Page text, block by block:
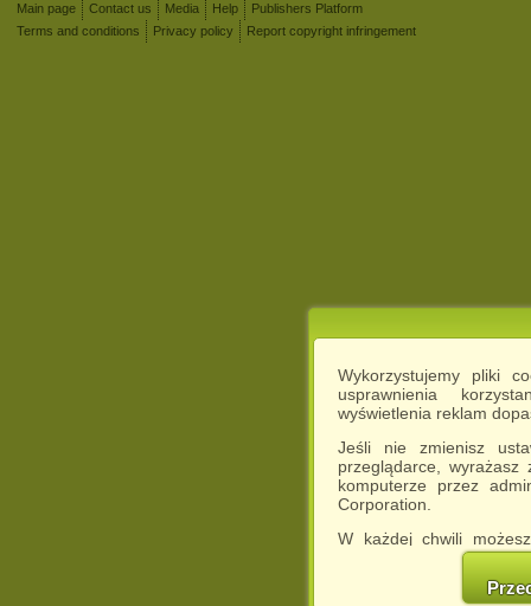
Wykorzystujemy pliki
usprawnienia
wyświetlenia reklam
Jeśli nie zmienisz
przeglądarce,
komputerze przez
Corporation.
W każdej chwili
cookies w swojej
w naszej
http://chomikuj.pl/
Main page Contact us Media Help
Publishers Platform
Terms and conditions
Privacy policy Report copyright infringement